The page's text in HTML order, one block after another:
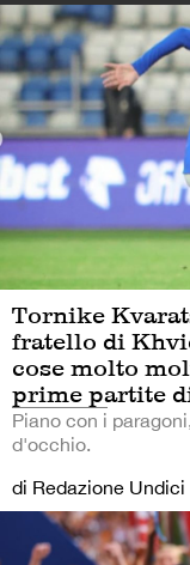
Tornike
fratello di
cose molto
prime partite
Piano con i
d'occhio.
di Redazione Undici